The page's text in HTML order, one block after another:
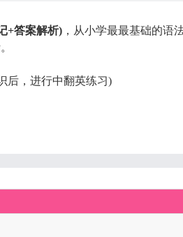
+答案解析) ，从小学最最基础的语
后，进行中翻英练习)